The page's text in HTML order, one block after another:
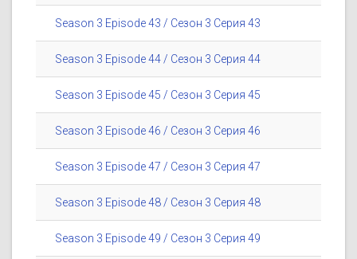
Season 3 Episode 43 / Сезон 3 Серия 43
Season 3 Episode 44 / Сезон 3 Серия 44
Season 3 Episode 45 / Сезон 3 Серия 45
Season 3 Episode 46 / Сезон 3 Серия 46
Season 3 Episode 47 / Сезон 3 Серия 47
Season 3 Episode 48 / Сезон 3 Серия 48
Season 3 Episode 49 / Сезон 3 Серия 49